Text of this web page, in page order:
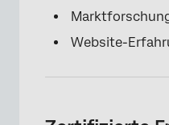
Website-